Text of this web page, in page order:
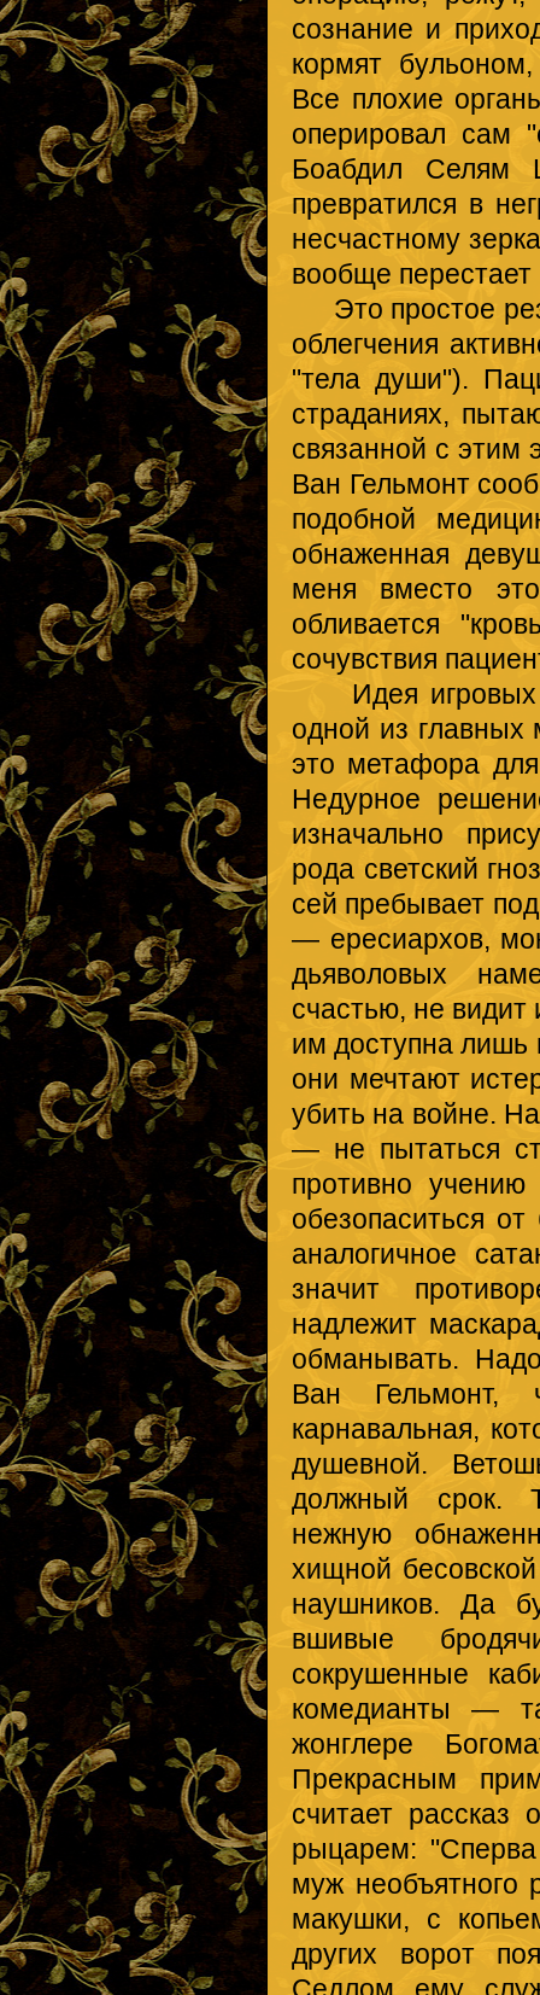
сознание и
кормят
Все плохие
оперировал сам
Боабдил Селям
превратился в
несчастному
вообще
Это простое
облегчения
"тела души").
страданиях,
связанной с этим
Ван Гельмонт
подобной
обнаженная
меня вместо
обливается
сочувствия
Идея игровых и
одной из
это метафора
Недурное
изначально
рода светский
сей пребывает
— ересиархов,
дьяволовых
счастью, не
им доступна лишь
они мечтают
убить на войне.
— не пытаться
противно
обезопаситься
аналогичное
значит
надлежит
обманывать.
Ван
карнавальная,
душевной.
должный срок.
нежную
хищной
наушников. Да
вшивые
сокрушенные
комедианты —
жонглере
Прекрасным
считает
рыцарем:
муж необъятного
макушки, с
других ворот